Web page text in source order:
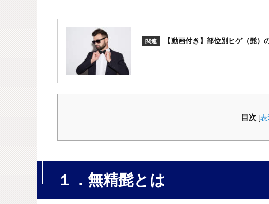
【動画付き】部位別ヒゲ（髭
目次 [表
１．無精髭とは